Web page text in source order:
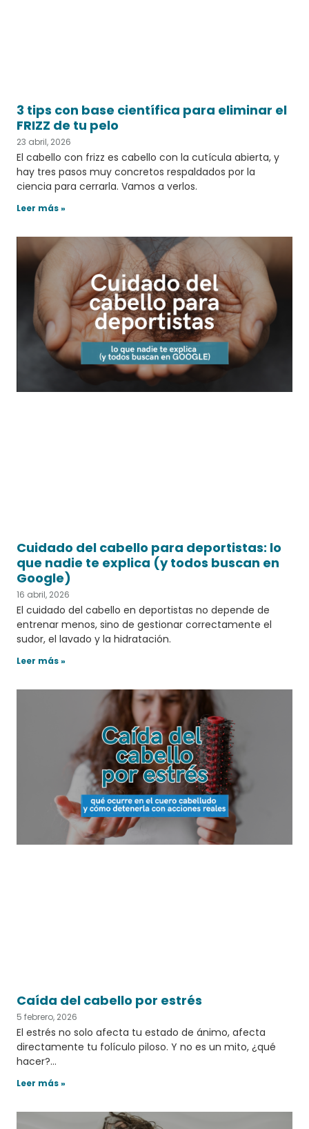
3 tips con base científica para eliminar el
FRIZZ de tu pelo
23 abril, 2026
El cabello con frizz es cabello con la cutícula abierta, y
hay tres pasos muy concretos respaldados por la
ciencia para cerrarla. Vamos a verlos.
Leer más »
Cuidado del cabello para deportistas: lo
que nadie te explica (y todos buscan en
Google)
16 abril, 2026
El cuidado del cabello en deportistas no depende de
entrenar menos, sino de gestionar correctamente el
sudor, el lavado y la hidratación.
Leer más »
Caída del cabello por estrés
5 febrero, 2026
El estrés no solo afecta tu estado de ánimo, afecta
directamente tu folículo piloso. Y no es un mito, ¿qué
hacer?…
Leer más »